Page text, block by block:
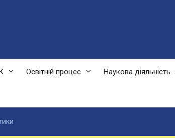
Освітній процес Наукова діяльність